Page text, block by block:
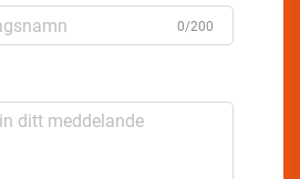
0/200